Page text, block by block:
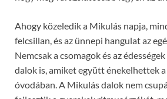
Ahogy közeledik a Mikulás napja,
felcsillan, és az ünnepi hangulat az
Nemcsak a csomagok és az
dalok is, amiket együtt énekelhettek a
óvodában. A Mikulás dalok nem